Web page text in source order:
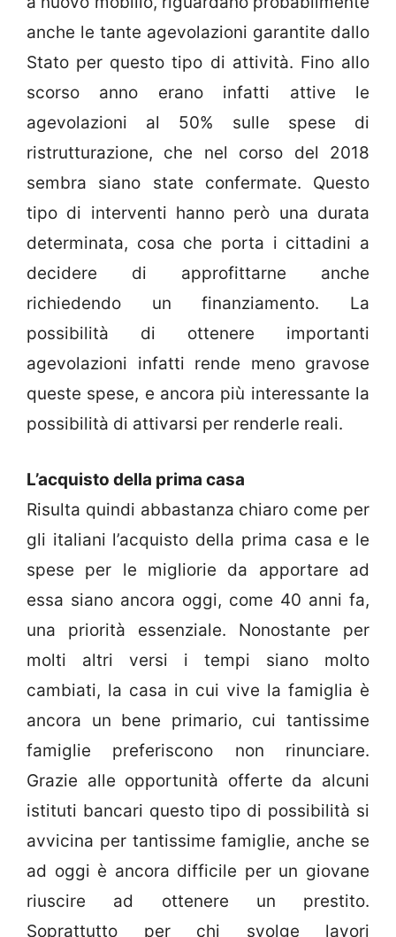
anche le tante agevolazioni garantite dallo
Stato per questo tipo di attività. Fino allo
scorso anno erano infatti attive le
agevolazioni al 50% sulle spese di
ristrutturazione, che nel corso del 2018
sembra siano state confermate. Questo
tipo di interventi hanno però una durata
determinata, cosa che porta i cittadini a
decidere di approfittarne anche
richiedendo un finanziamento. La
possibilità di ottenere importanti
agevolazioni infatti rende meno gravose
queste spese, e ancora più interessante la
possibilità di attivarsi per renderle reali.
L’acquisto della prima casa
Risulta quindi abbastanza chiaro come per
gli italiani l’acquisto della prima casa e le
spese per le migliorie da apportare ad
essa siano ancora oggi, come 40 anni fa,
una priorità essenziale. Nonostante per
molti altri versi i tempi siano molto
cambiati, la casa in cui vive la famiglia è
ancora un bene primario, cui tantissime
famiglie preferiscono non rinunciare.
Grazie alle opportunità offerte da alcuni
istituti bancari questo tipo di possibilità si
avvicina per tantissime famiglie, anche se
ad oggi è ancora difficile per un giovane
riuscire ad ottenere un prestito.
Soprattutto per chi svolge lavori